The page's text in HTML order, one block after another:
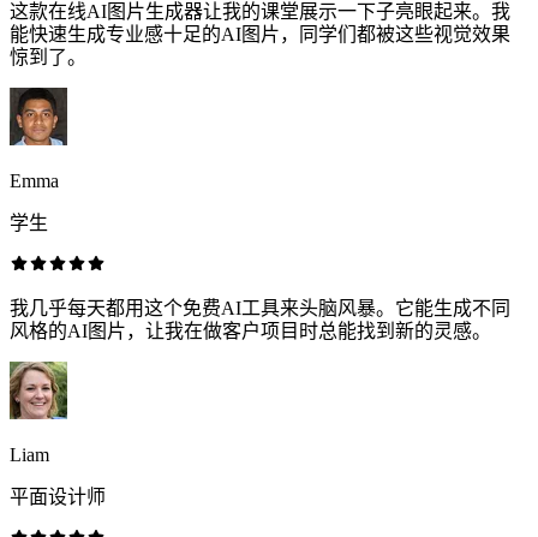
这款在线AI图片生成器让我的课堂展示一下子亮眼起来。我
能快速生成专业感十足的AI图片，同学们都被这些视觉效果
惊到了。
Emma
学生
我几乎每天都用这个免费AI工具来头脑风暴。它能生成不同
风格的AI图片，让我在做客户项目时总能找到新的灵感。
Liam
平面设计师